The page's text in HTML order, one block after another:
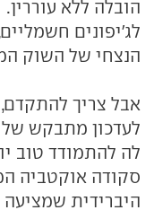
הובלה ללא
לג'יפונים
הנצחי של השוק
אבל צריך להתקדם,
לעדכון מתבקש של
לה להתמודד טוב
סקודה אוקטביה
היברידית